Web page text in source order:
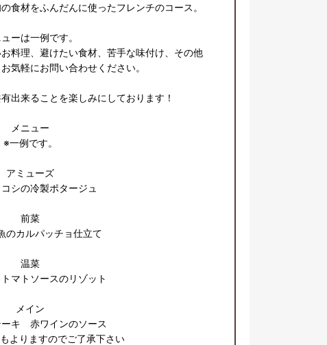
食材をふんだんに使ったフレンチのコース。
ーは一例です。
料理、避けたい食材、苦手な味付け、その他
気軽にお問い合わせください。
出来ることを楽しみにしております！
メニュー
※一例です。
アミューズ
シの冷製ポタージュ
前菜
のカルパッチョ仕立て
温菜
マトソースのリゾット
メイン
キ　赤ワインのソース
よりますのでご了承下さい